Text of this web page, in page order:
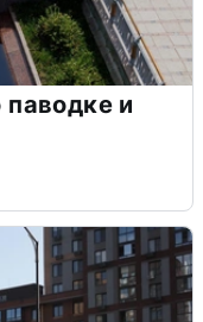
паводке и